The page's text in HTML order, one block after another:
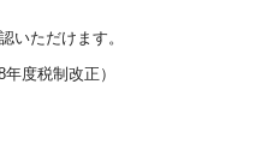
いただけます。
度税制改正）